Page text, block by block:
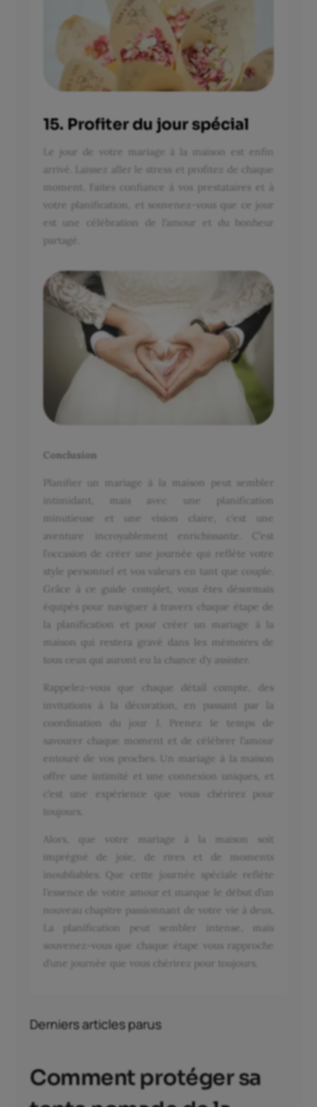
15. Profiter du jour spécial
Le jour de votre mariage à la maison est enfin
arrivé. Laissez aller le stress et profitez de chaque
moment. Faites confiance à vos prestataires et à
votre planification, et souvenez-vous que ce jour
est une célébration de l’amour et du bonheur
partagé.
Conclusion
Planifier un mariage à la maison peut sembler
intimidant, mais avec une planification
minutieuse et une vision claire, c’est une
aventure incroyablement enrichissante. C’est
l’occasion de créer une journée qui reflète votre
style personnel et vos valeurs en tant que couple.
Grâce à ce guide complet, vous êtes désormais
équipés pour naviguer à travers chaque étape de
la planification et pour créer un mariage à la
maison qui restera gravé dans les mémoires de
tous ceux qui auront eu la chance d’y assister.
Rappelez-vous que chaque détail compte, des
invitations à la décoration, en passant par la
coordination du jour J. Prenez le temps de
savourer chaque moment et de célébrer l’amour
entouré de vos proches. Un mariage à la maison
offre une intimité et une connexion uniques, et
c’est une expérience que vous chérirez pour
toujours.
Alors, que votre mariage à la maison soit
imprégné de joie, de rires et de moments
inoubliables. Que cette journée spéciale reflète
l’essence de votre amour et marque le début d’un
nouveau chapitre passionnant de votre vie à deux.
La planification peut sembler intense, mais
souvenez-vous que chaque étape vous rapproche
d’une journée que vous chérirez pour toujours.
Derniers articles parus
Comment protéger sa